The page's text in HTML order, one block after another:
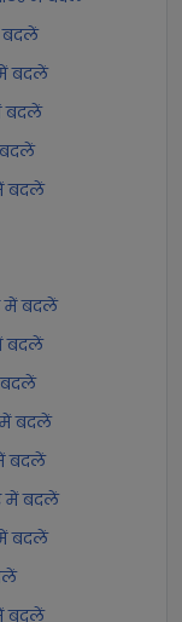
बदलें
में बदलें
बदलें
बदलें
बदलें
में बदलें
बदलें
बदलें
में बदलें
में बदलें
में बदलें
में बदलें
में बदलें